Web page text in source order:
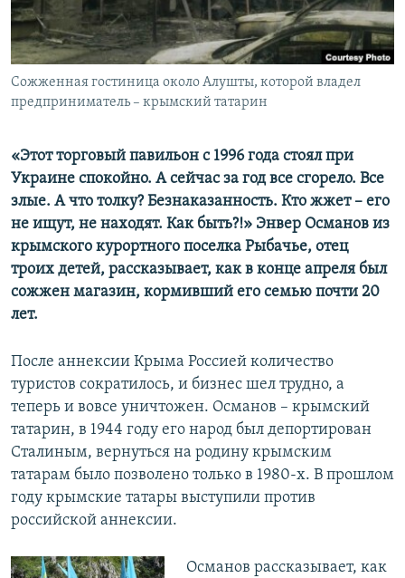
ПОБЕДИТЕЛЕЙ НЕ СУДЯТ?
КРЫМ.НЕПОКОРЕННЫЙ
ELIFBE
ПРИСОЕДИНЯЙТЕСЬ!
Сожженная гостиница около Алушты, которой владел
предприниматель – крымский татарин
«Этот торговый павильон с 1996 года стоял при
Украине спокойно. А сейчас за год все сгорело. Все
злые. А что толку? Безнаказанность. Кто жжет – его
не ищут, не находят. Как быть?!» Энвер Османов из
крымского курортного поселка Рыбачье, отец
троих детей, рассказывает, как в конце апреля был
сожжен магазин, кормивший его семью почти 20
лет.
После аннексии Крыма Россией количество
туристов сократилось, и бизнес шел трудно, а
теперь и вовсе уничтожен. Османов – крымский
татарин, в 1944 году его народ был депортирован
Сталиным, вернуться на родину крымским
татарам было позволено только в 1980-х. В прошлом
году крымские татары выступили против
российской аннексии.
Османов рассказывает, как